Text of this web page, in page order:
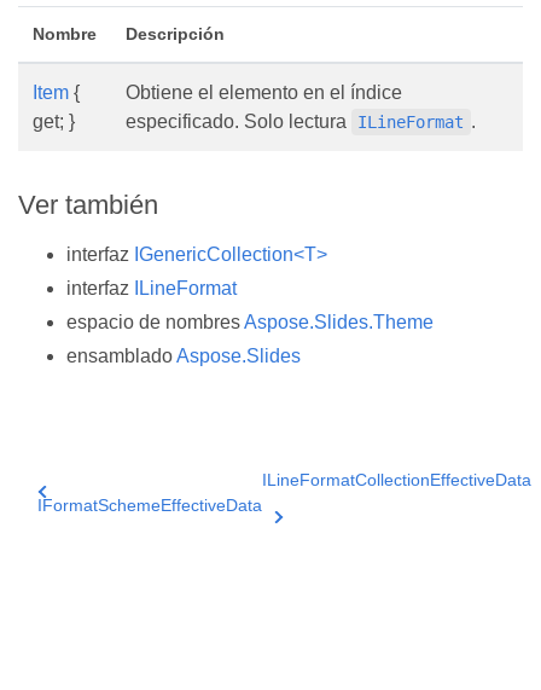
Nombre Descripción
Item {
get; }
Obtiene el elemento en el índice
especificado. Solo lectura
ILineFormat .
Ver también
interfaz IGenericCollection<T>
interfaz
ILineFormat
espacio de nombresAspose.Slides.Theme
ensambladoAspose.Slides
IFormatSchemeEffectiveData
ILineFormatCollectionEffectiveData